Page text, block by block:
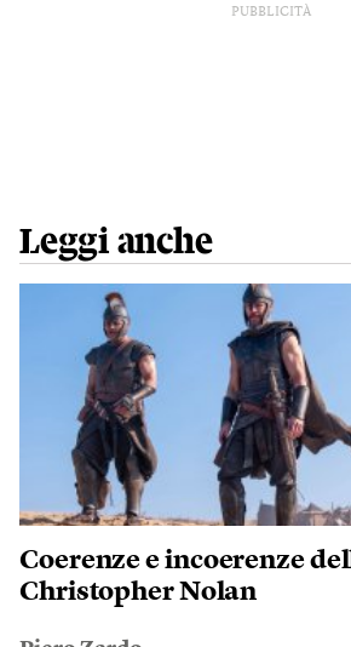
PUBBLICITÀ
Leggi anche
Coerenze e incoerenze
Christopher Nolan